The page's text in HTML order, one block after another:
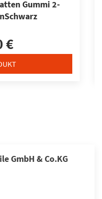
Gummi 2-
€
GmbH & Co.KG